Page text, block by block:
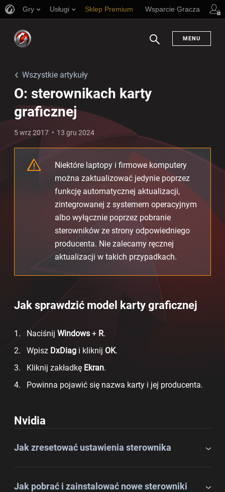
Gry Usługi Sklep Premium Wsparcie Gracza
MENU
Wszystkie artykuły
O: sterownikach karty
graficznej
5 wrz 2017 13 gru 2024
Niektóre laptopy i firmowe komputery
można zaktualizować jedynie poprzez
funkcję automatycznej aktualizacji,
zintegrowanej z systemem operacyjnym
albo wyłącznie poprzez pobranie
sterowników ze strony odpowiedniego
producenta. Nie zalecamy ręcznej
aktualizacji w takich przypadkach.
Jak sprawdzić model karty graficznej
Naciśnij Windows + R.
Wpisz DxDiag i kliknij OK.
Kliknij zakładkę Ekran.
Powinna pojawić się nazwa karty i jej producenta.
Nvidia
Jak zresetować ustawienia sterownika
Jak pobrać i zainstalować nowe sterowniki